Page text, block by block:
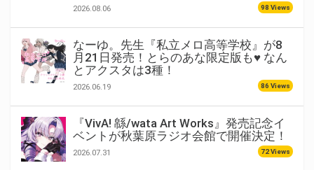
2026.08.06 98 Views
なーゆ。先生『私立メロ高等学校』が8
月21日発売！とらのあな限定版も♥ なん
とアクスタは3種！
2026.06.19 86 Views
『VivA! 緜/wata Art Works』発売記念イ
ベントが秋葉原ラジオ会館で開催決定！
2026.07.31 72 Views